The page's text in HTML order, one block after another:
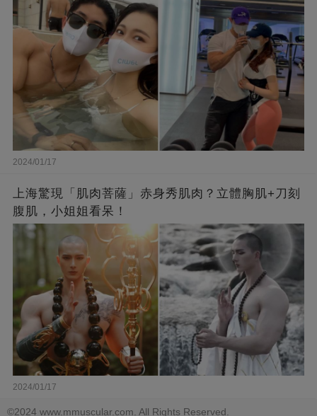
2024/01/17
上海驚現「肌肉菩薩」赤身秀肌肉？立體胸肌+刀刻
腹肌，小姐姐看呆！
2024/01/17
©2024 www.mmuscular.com. All Rights Reserved.